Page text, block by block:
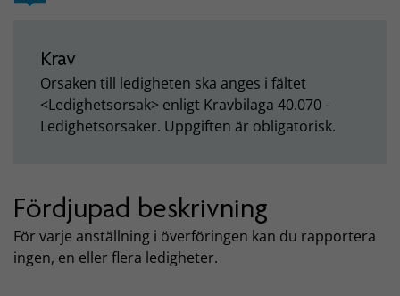
Krav
Orsaken till ledigheten ska anges i fältet
<Ledighetsorsak> enligt Kravbilaga 40.070 -
Ledighetsorsaker. Uppgiften är obligatorisk.
Fördjupad beskrivning
För varje anställning i överföringen kan du rapportera
ingen, en eller flera ledigheter.